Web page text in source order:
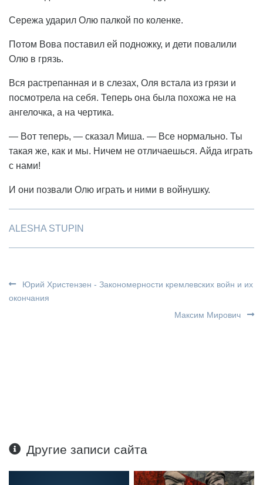
Сережа ударил Олю палкой по коленке.
Потом Вова поставил ей подножку, и дети повалили
Олю в грязь.
Вся растрепанная и в слезах, Оля встала из грязи и
посмотрела на себя. Теперь она была похожа не на
ангелочка, а на чертика.
— Вот теперь, — сказал Миша. — Все нормально. Ты
такая же, как и мы. Ничем не отличаешься. Айда играть
с нами!
И они позвали Олю играть и ними в войнушку.
ALESHA STUPIN
Юрий Христензен - Закономерности кремлевских войн и их
окончания
Максим Мирович
Другие записи сайта